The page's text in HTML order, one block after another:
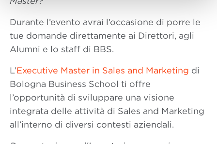
Durante l’evento avrai l’occasione di porre le
tue domande direttamente ai Direttori, agli
Alumni e lo staff di BBS.
L’Executive Master in Sales and Marketing di
Bologna Business School ti offre
l’opportunità di sviluppare una visione
integrata delle attività di Sales and Marketing
all’interno di diversi contesti aziendali.